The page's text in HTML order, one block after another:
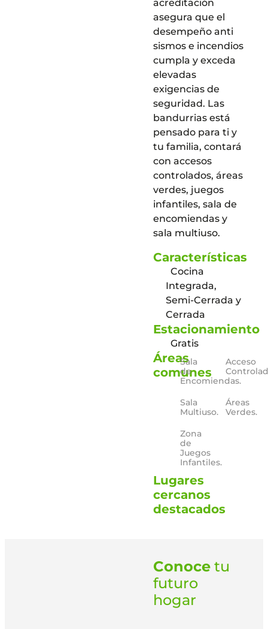
acreditación
asegura que el
desempeño anti
sismos e incendios
cumpla y exceda
elevadas
exigencias de
seguridad. Las
bandurrias está
pensado para ti y
tu familia, contará
con accesos
controlados, áreas
verdes, juegos
infantiles, sala de
encomiendas y
sala multiuso.
Características
Cocina
Integrada,
Semi-Cerrada y
Cerrada
Estacionamiento
Gratis
Áreas
comunes
Sala
de
Encomiendas.
Acceso
Sala
Multiuso.
Áreas
Verdes.
Zona
de
Juegos
Infantiles.
Lugares
cercanos
destacados
Conoce tu
futuro
hogar